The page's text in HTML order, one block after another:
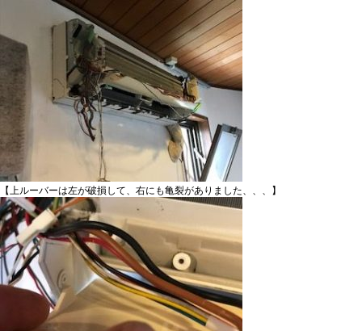
【上ルーバーは左が破損して、右にも亀裂がありました、、、】